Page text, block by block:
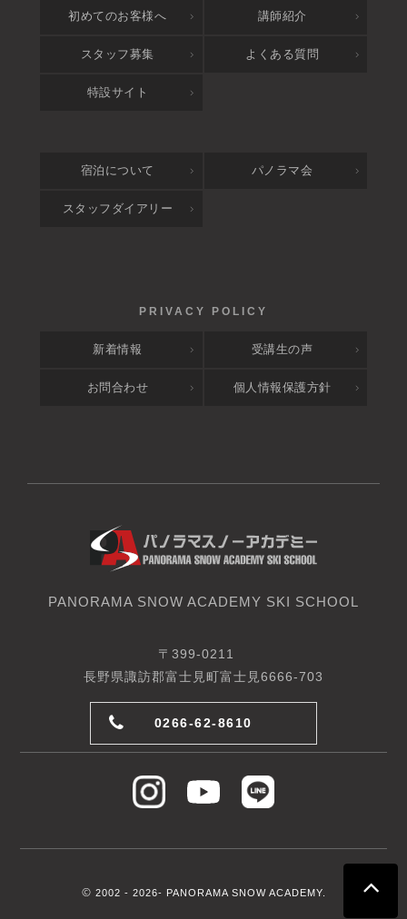
アクセス
初めてのお客様へ 講師紹介
スタッフ募集 よくある質問
特設サイト
宿泊について パノラマ会
スタッフダイアリー
新着情報 受講生の声
お問合わせ 個人情報保護方針
PANORAMA SNOW ACADEMY SKI SCHOOL
〒399-0211
長野県諏訪郡富士見町富士見6666-703
0266-62-8610
© 2002 - 2026- PANORAMA SNOW ACADEMY.